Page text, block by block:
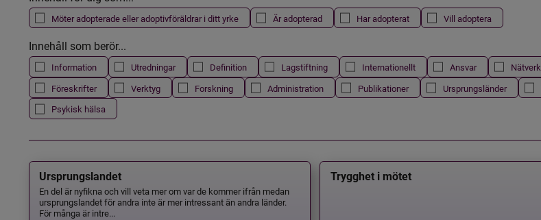
Möter adopterade eller adoptivföräldrar i ditt yrke Är adopterad Har adopterat Vill adoptera
Innehåll som berör...
Information Utredningar Definition Lagstiftning Internationellt Ansvar Nätverk
Föreskrifter
Verktyg Forskning Administration Publikationer Ursprungsländer
Psykisk hälsa
Ursprungslandet
En del är nyfikna och vill veta mer om var de kommer ifrån medan
ursprungslandet för andra inte är mer intressant än andra länder.
För många är intre...
Trygghet i mötet